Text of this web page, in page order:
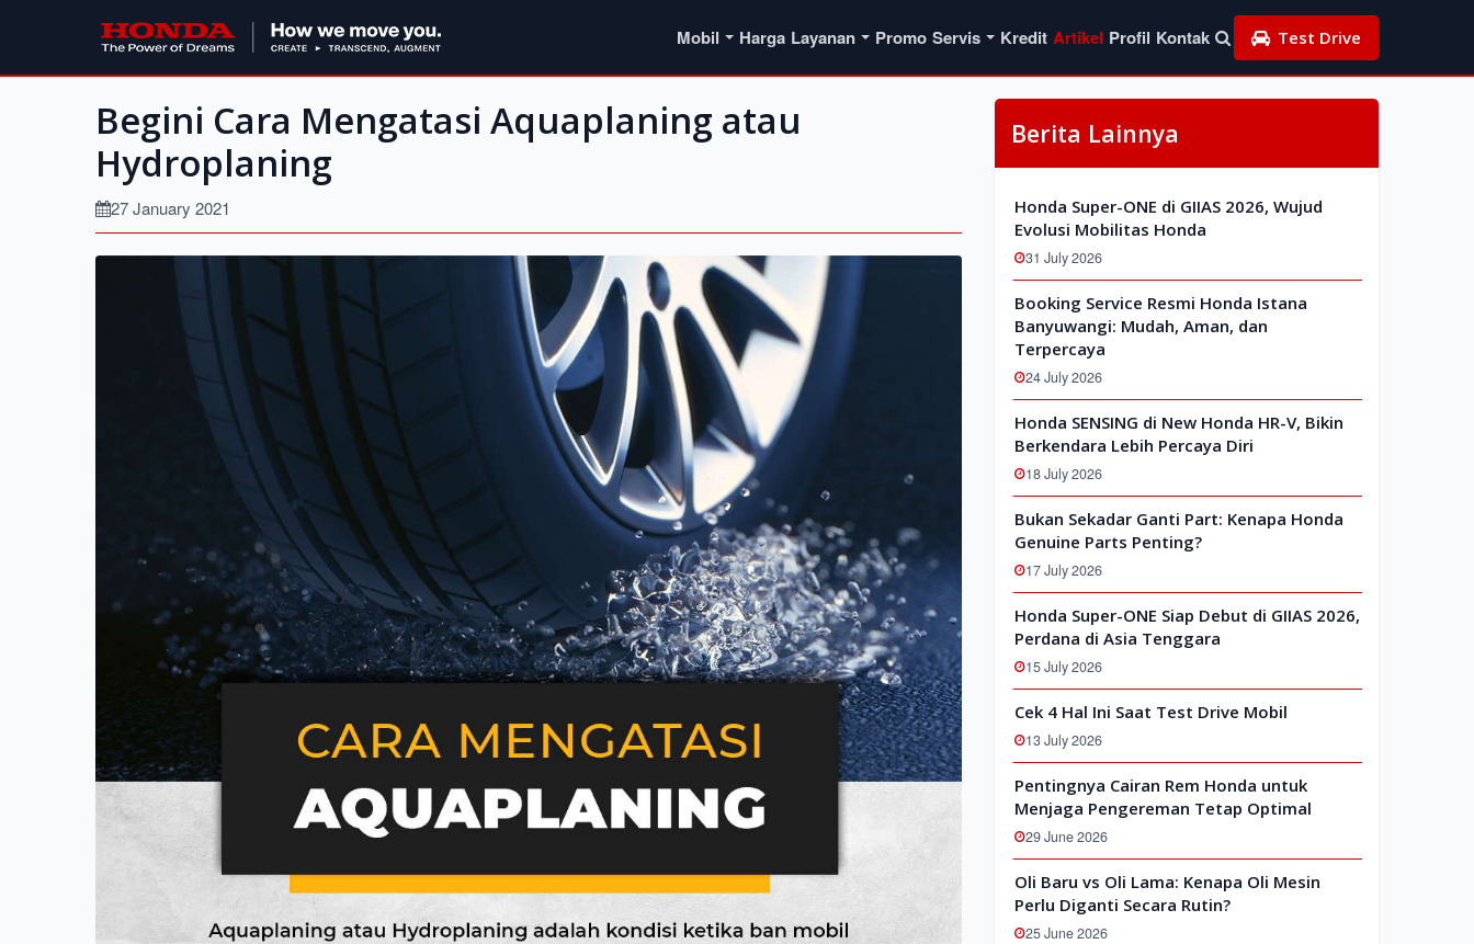
Mobil Harga Layanan Promo Servis Kredit Artikel Profil Kontak Test Drive
Begini Cara Mengatasi Aquaplaning atau
Hydroplaning
27 January 2021
Berita Lainnya
Honda Super-ONE di GIIAS 2026, Wujud
Evolusi Mobilitas Honda
31 July 2026
Booking Service Resmi Honda Istana
Banyuwangi: Mudah, Aman, dan
Terpercaya
24 July 2026
Honda SENSING di New Honda HR-V, Bikin
Berkendara Lebih Percaya Diri
18 July 2026
Bukan Sekadar Ganti Part: Kenapa Honda
Genuine Parts Penting?
17 July 2026
Honda Super-ONE Siap Debut di GIIAS 2026,
Perdana di Asia Tenggara
15 July 2026
Cek 4 Hal Ini Saat Test Drive Mobil
13 July 2026
Pentingnya Cairan Rem Honda untuk
Menjaga Pengereman Tetap Optimal
29 June 2026
Oli Baru vs Oli Lama: Kenapa Oli Mesin
Perlu Diganti Secara Rutin?
25 June 2026